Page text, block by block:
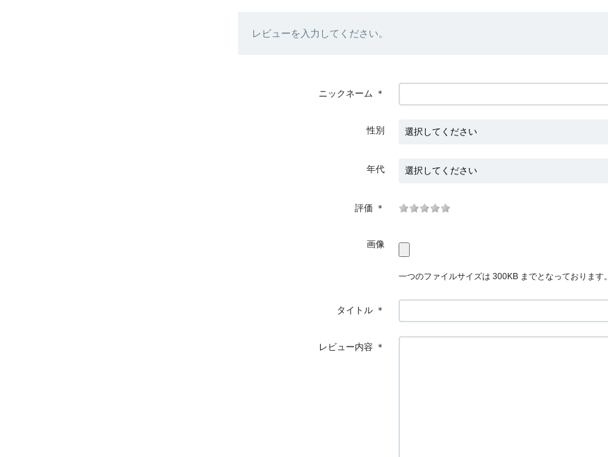
レビューを入力してください。
ニックネーム ＊
性別
年代
評価 ＊
画像
一つのファイルサイズは 300KB までとなっております。
タイトル ＊
レビュー内容 ＊